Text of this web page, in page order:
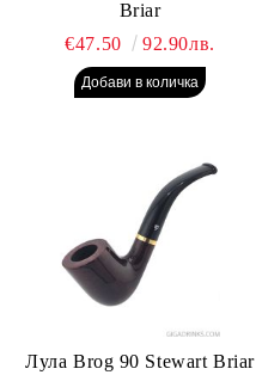
Briar
€47.50
92.90лв.
Лула Brog 90 Stewart Briar